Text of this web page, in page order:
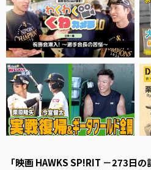
「映画 HAWKS SP!RIT －273日